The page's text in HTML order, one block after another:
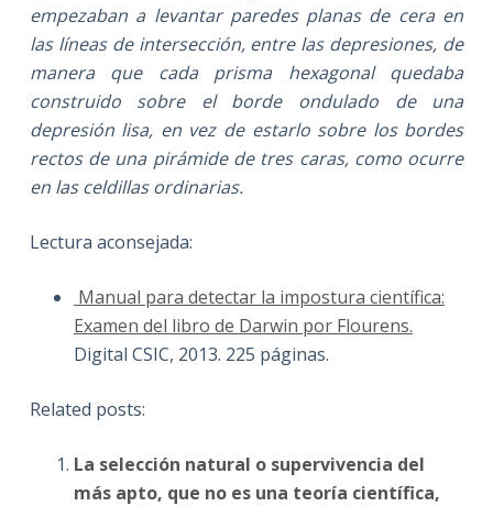
empezaban a levantar paredes planas de cera en
las líneas de intersección, entre las depresiones, de
manera que cada prisma hexagonal quedaba
construido sobre el borde ondulado de una
depresión lisa, en vez de estarlo sobre los bordes
rectos de una pirámide de tres caras, como ocurre
en las celdillas ordinarias.
Lectura aconsejada:
Manual para detectar la impostura científica:
Examen del libro de Darwin por Flourens.
Digital CSIC, 2013. 225 páginas.
Related posts:
La selección natural o supervivencia del
más apto, que no es una teoría científica,